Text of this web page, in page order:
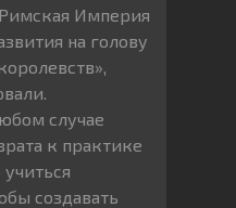
Империя
на голову
случае
к практике
создавать